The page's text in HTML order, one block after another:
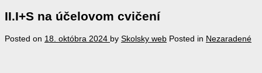
II.I+S na účelovom cvičení
Posted on 18. októbra 2024 by Skolsky web Posted in Nezaradené